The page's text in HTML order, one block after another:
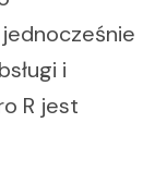
i
R jest